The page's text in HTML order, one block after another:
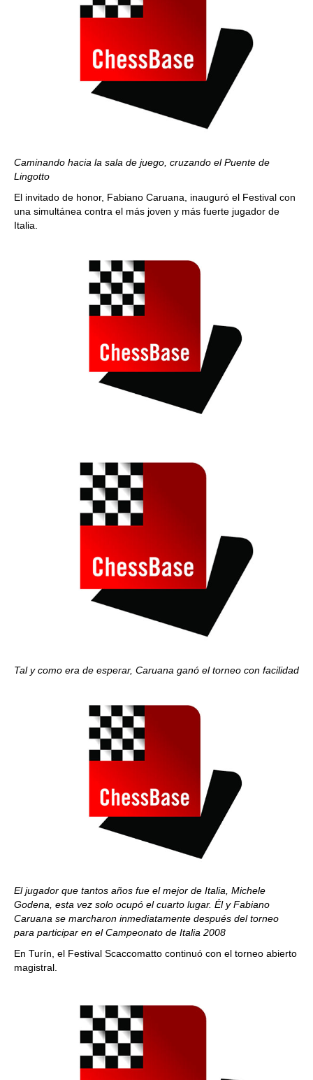
Caminando hacia la sala de juego, cruzando el Puente de
Lingotto
El invitado de honor, Fabiano Caruana, inauguró el Festival con
una simultánea contra el más joven y más fuerte jugador de
Italia.
Tal y como era de esperar, Caruana ganó el torneo con facilidad
El jugador que tantos años fue el mejor de Italia, Michele
Godena, esta vez solo ocupó el cuarto lugar. Él y Fabiano
Caruana se marcharon inmediatamente después del torneo
para participar en el Campeonato de Italia 2008
En Turín, el Festival Scaccomatto continuó con el torneo abierto
magistral.